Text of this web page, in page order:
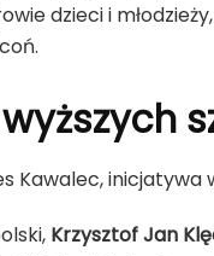
dzieci i
Kawalec, inicjatywa
Krzysztof Jan